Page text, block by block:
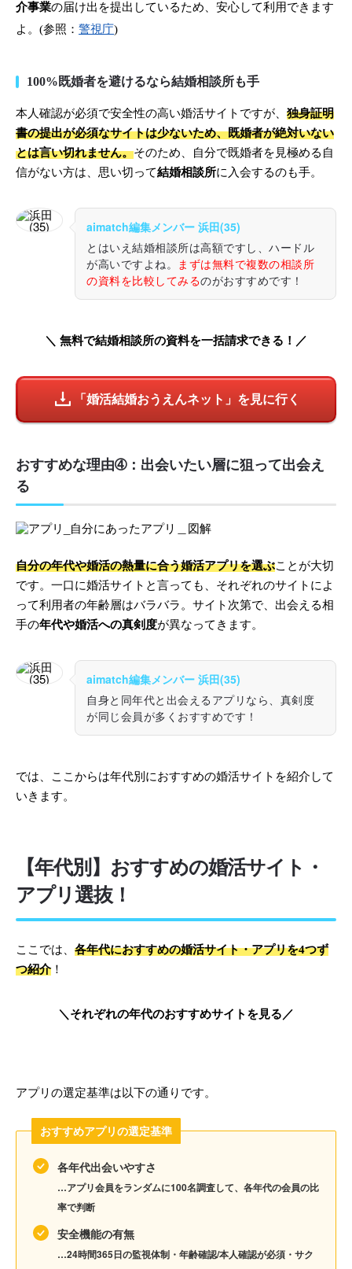
介事業の届け出を提出しているため、安心して利用できます
よ。(参照： 警視庁)
100%既婚者を避けるなら結婚相談所も手
本人確認が必須で安全性の高い婚活サイトですが、 独身証明
書の提出が必須なサイトは少ないため、既婚者が絶対いない
とは言い切れません。そのため、自分で既婚者を見極める自
信がない方は、思い切って結婚相談所に入会するのも手。
aimatch編集メンバー 浜田(35)
とはいえ結婚相談所は高額ですし、ハードル
が高いですよね。 まずは無料で複数の相談所
の資料を比較してみるのがおすすめです！
＼ 無料で結婚相談所の資料を一括請求できる！／
「婚活結婚おうえんネット」を見に行く
おすすめな理由➃：出会いたい層に狙って出会え
る
自分の年代や婚活の熱量に合う婚活アプリを選ぶことが大切
です。一口に婚活サイトと言っても、それぞれのサイトによ
って利用者の年齢層はバラバラ。サイト次第で、出会える相
手の年代や婚活への真剣度が異なってきます。
aimatch編集メンバー 浜田(35)
自身と同年代と出会えるアプリなら、真剣度
が同じ会員が多くおすすめです！
では、ここからは年代別におすすめの婚活サイトを紹介して
いきます。
【年代別】おすすめの婚活サイト・
アプリ選抜！
ここでは、 各年代におすすめの婚活サイト・アプリを4つず
つ紹介！
＼それぞれの年代のおすすめサイトを見る／
アプリの選定基準は以下の通りです。
おすすめアプリの選定基準
各年代出会いやすさ
…アプリ会員をランダムに100名調査して、各年代の会員の比
率で判断
安全機能の有無
…24時間365日の監視体制・年齢確認/本人確認が必須・サク